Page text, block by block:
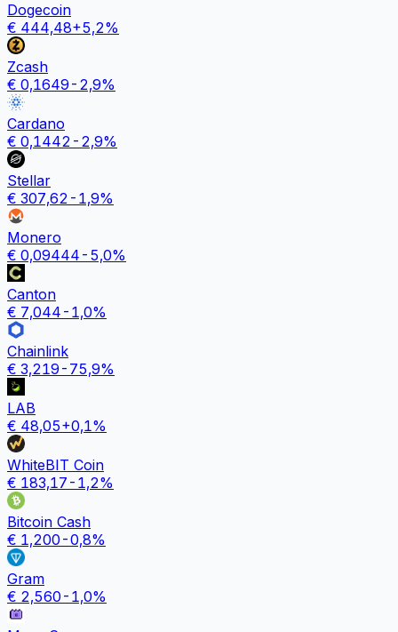
Dogecoin
€ 444,48+5,2%
Zcash
€ 0,1649 -2,9%
Cardano
€ 0,1442 -2,9%
Stellar
€ 307,62 -1,9%
Monero
€ 0,09444 -5,0%
Canton
€ 7,044 -1,0%
Chainlink
€ 3,219 -75,9%
LAB
€ 48,05+0,1%
WhiteBIT Coin
€ 183,17 -1,2%
Bitcoin Cash
€ 1,200 -0,8%
Gram
€ 2,560 -1,0%